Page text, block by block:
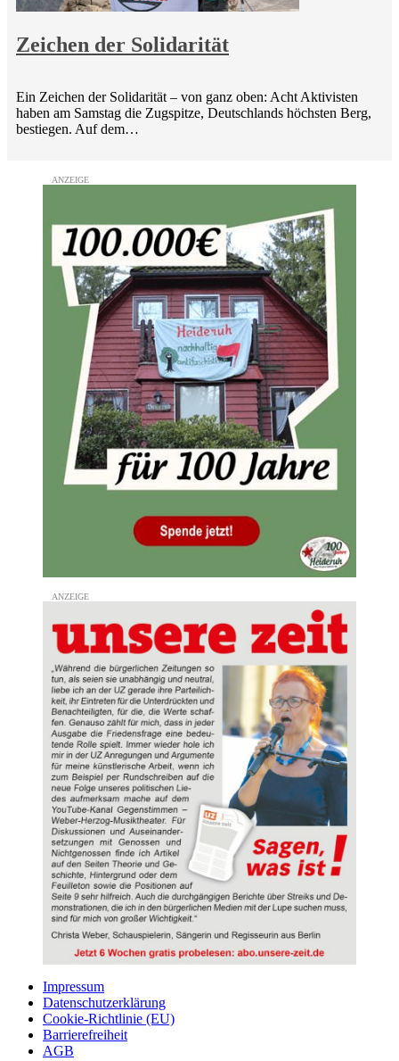
Zeichen der Solidarität
Ein Zeichen der Solidarität – von ganz oben: Acht Aktivisten
haben am Samstag die Zugspitze, Deutschlands höchsten Berg,
bestiegen. Auf dem…
Impressum
Datenschutzerklärung
Cookie-Richtlinie (EU)
Barrierefreiheit
AGB